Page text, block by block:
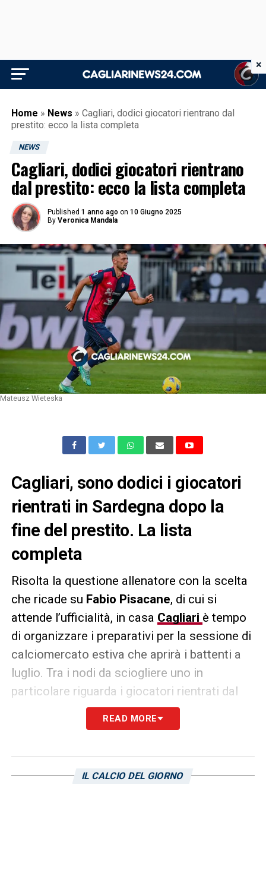
Home » News » Cagliari, dodici giocatori rientrano dal
prestito: ecco la lista completa
NEWS
Cagliari, dodici giocatori rientrano
dal prestito: ecco la lista completa
Published 1 anno ago on 10 Giugno 2025
By Veronica Mandala
Mateusz Wieteska
Cagliari, sono dodici i giocatori
rientrati in Sardegna dopo la
fine del prestito. La lista
completa
Risolta la questione allenatore con la scelta
che ricade su Fabio Pisacane, di cui si
attende l’ufficialità, in casa Cagliari è tempo
di organizzare i preparativi per la sessione di
calciomercato estiva che aprirà i battenti a
luglio. Tra i nodi da sciogliere uno in
particolare riguarda i giocatori rientrati dal
e le cui situazioni vanno valutate tra
conferme e partenze. In tal senso sono
READ MORE
IL CALCIO DEL GIORNO
×